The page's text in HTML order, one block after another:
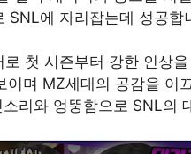
SNL에 자리잡는데 성공합
로 첫 시즌부터 강한 인상
이며 MZ세대의 공감을 이
리와 엉뚱함으로 SNL의